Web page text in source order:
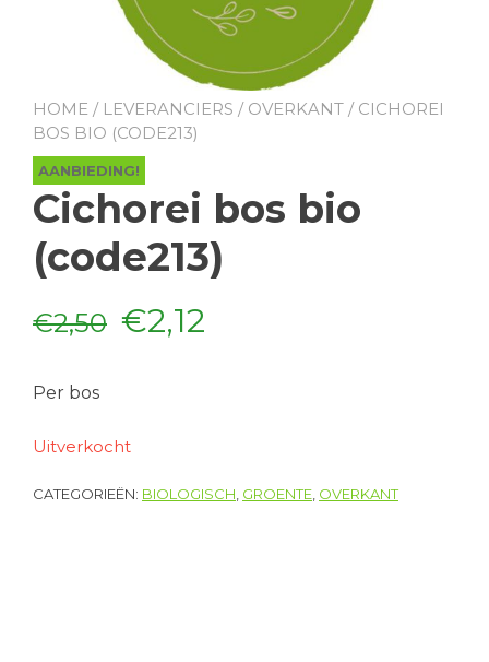
HOME / LEVERANCIERS / OVERKANT / CICHOREI
BOS BIO (CODE213)
AANBIEDING!
Cichorei bos bio
(code213)
€2,50 Oorspronkelijke
€2,12
Per bos
Uitverkocht
CATEGORIEËN: BIOLOGISCH GROENTE OVERKANT